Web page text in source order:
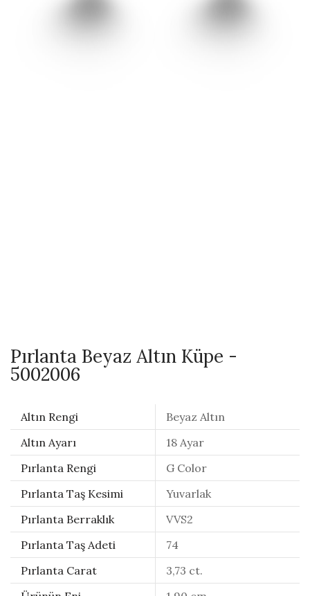
Pırlanta Beyaz Altın Küpe -
5002006
Altın Rengi
Beyaz Altın
Altın Ayarı
18 Ayar
Pırlanta Rengi
G Color
Pırlanta Taş Kesimi
Yuvarlak
Pırlanta Berraklık
VVS2
Pırlanta Taş Adeti
74
Pırlanta Carat
3,73 ct.